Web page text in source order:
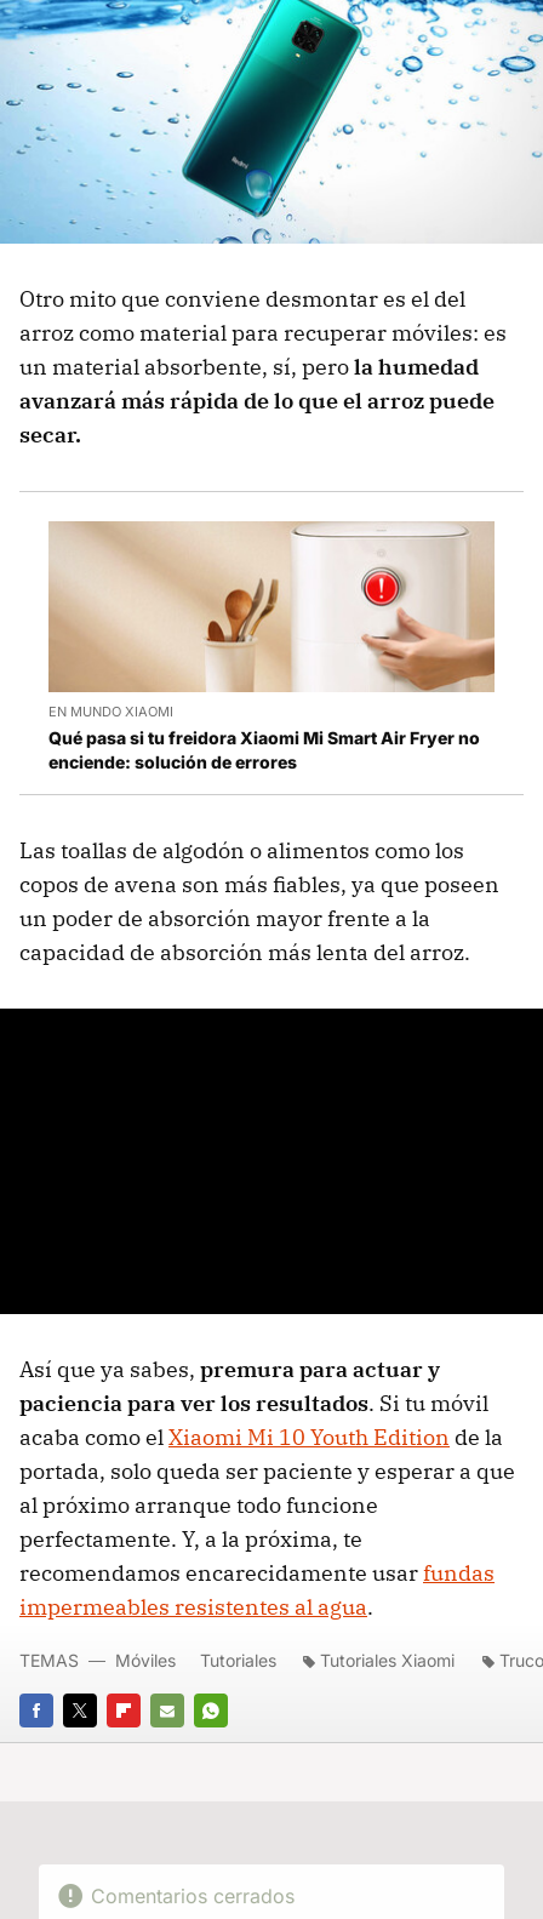
Otro mito que conviene desmontar es el del
arroz como material para recuperar móviles: es
un material absorbente, sí, perola humedad
avanzará más rápida de lo que el arroz puede
secar.
EN MUNDO XIAOMI
Qué pasa si tu freidora Xiaomi Mi Smart Air Fryer no
enciende: solución de errores
Las toallas de algodón o alimentos como los
copos de avena son más fiables, ya que poseen
un poder de absorción mayor frente a la
capacidad de absorción más lenta del arroz.
Así que ya sabes, premura para actuar y
paciencia para ver los resultados. Si tu móvil
acaba como elXiaomi Mi 10 Youth Edition de la
portada, solo queda ser paciente y esperar a que
al próximo arranque todo funcione
perfectamente. Y, a la próxima, te
recomendamos encarecidamente usarfundas
impermeables resistentes al agua.
FACEBOOK
TWITTERFLIPBOARD
E-
WHATSAPP
TEMAS Móviles Tutoriales Tutoriales Xiaomi
Comentarios cerrados